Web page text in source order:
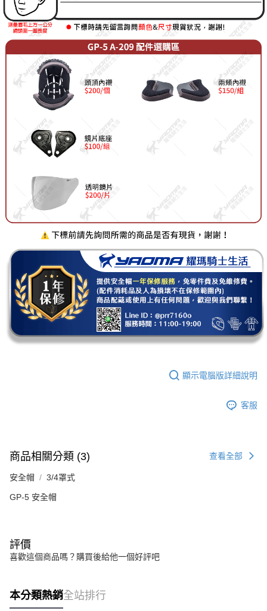
顯示電腦版詳細說明
客服
商品相關分類 (3) 查看全部
安全帽 3/4罩式
GP-5 安全帽
評價
喜歡這個商品嗎？購買後給他一個好評吧
本分類熱銷全站排行